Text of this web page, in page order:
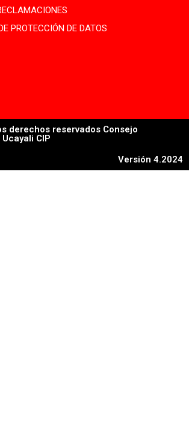
PROTECCIÓN DE DATOS
derechos reservados Consejo
CIP
Versión 4.2024